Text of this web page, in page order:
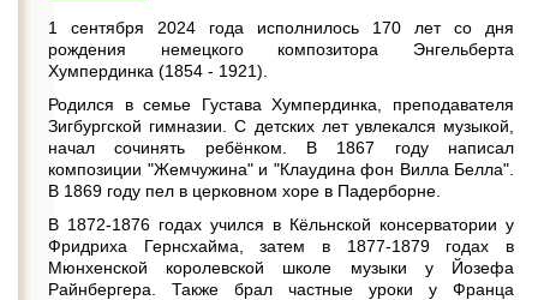
1 сентября 2024 года исполнилось 170 лет со дня
рождения немецкого композитора Энгельберта
Хумпердинка (1854 - 1921).
Родился в семье Густава Хумпердинка, преподавателя
Зигбургской гимназии. С детских лет увлекался музыкой,
начал сочинять ребёнком. В 1867 году написал
композиции "Жемчужина" и "Клаудина фон Вилла Белла".
В 1869 году пел в церковном хоре в Падерборне.
В 1872-1876 годах учился в Кёльнской консерватории у
Фридриха Гернсхайма, затем в 1877-1879 годах в
Мюнхенской королевской школе музыки у Йозефа
Райнбергера. Также брал частные уроки у Франца